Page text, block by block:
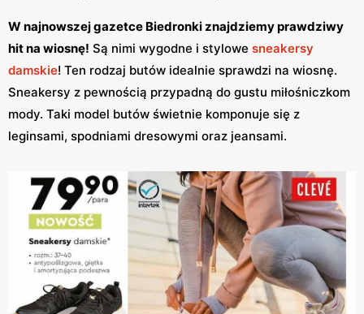
W najnowszej gazetce Biedronki znajdziemy prawdziwy
hit na wiosnę! Są nimi wygodne i stylowe sneakersy
damskie! Ten rodzaj butów idealnie sprawdzi na wiosnę.
Sneakersy z pewnością przypadną do gustu miłośniczkom
mody. Taki model butów świetnie komponuje się z
leginsami, spodniami dresowymi oraz jeansami.